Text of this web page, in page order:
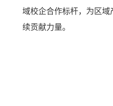
域校企合作标杆，为区
续贡献力量。